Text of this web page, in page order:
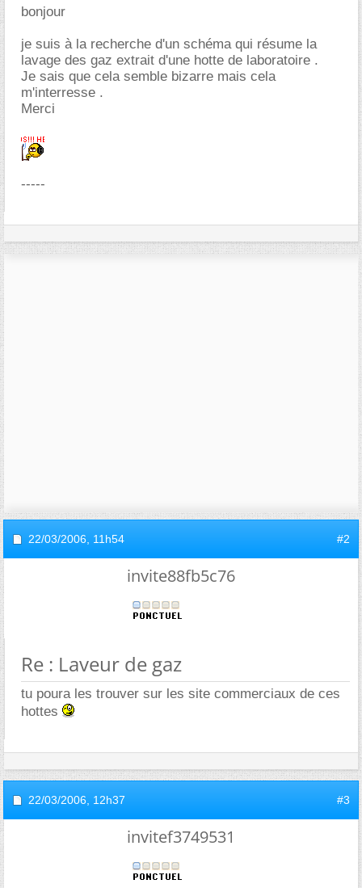
bonjour
je suis à la recherche d'un schéma qui résume la
lavage des gaz extrait d'une hotte de laboratoire .
Je sais que cela semble bizarre mais cela
m'interresse .
Merci
-----
22/03/2006, 11h54 #2
invite88fb5c76
Re : Laveur de gaz
tu poura les trouver sur les site commerciaux de ces
hottes
22/03/2006, 12h37 #3
invitef3749531